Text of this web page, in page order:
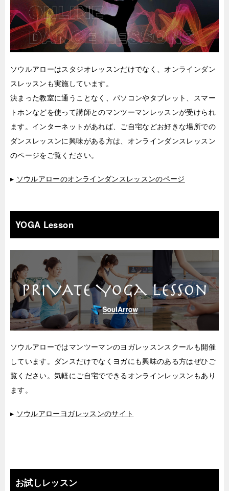
ソウルアローはスタジオレッスンだけでなく、オンラインダン
スレッスンも実施しています。
決まった教室に通うことなく、パソコンやタブレット、スマー
トホンなどを使って講師とのマンツーマンレッスンが受けられ
ます。インターネットがあれば、ご自宅などお好きな場所での
ダンスレッスンに興味がある方は、オンラインダンスレッスン
のページをご覧ください。
▸ ソウルアローのオンラインダンスレッスンのページ
YOGA Lesson
ソウルアローではマンツーマンのヨガレッスンスクールも開催
しています。ダンスだけでなくヨガにも興味のある方はぜひご
覧ください。気軽にご自宅でできるオンラインレッスンもあり
ます。
▸ ソウルアローヨガレッスンのサイト
お試しレッスン